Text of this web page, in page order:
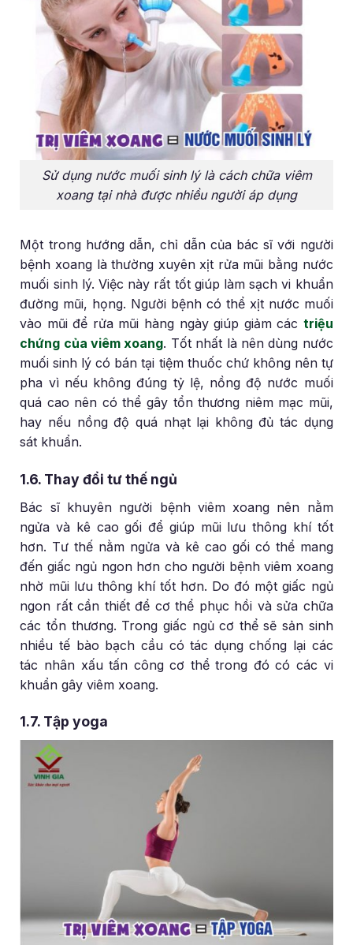
Sử dụng nước muối sinh lý là cách chữa viêm
xoang tại nhà được nhiều người áp dụng
Một trong hướng dẫn, chỉ dẫn của bác sĩ với người
bệnh xoang là thường xuyên xịt rửa mũi bằng nước
muối sinh lý. Việc này rất tốt giúp làm sạch vi khuẩn
đường mũi, họng. Người bệnh có thể xịt nước muối
vào mũi để rửa mũi hàng ngày giúp giảm các triệu
chứng của viêm xoang. Tốt nhất là nên dùng nước
muối sinh lý có bán tại tiệm thuốc chứ không nên tự
pha vì nếu không đúng tỷ lệ, nồng độ nước muối
quá cao nên có thể gây tổn thương niêm mạc mũi,
hay nếu nồng độ quá nhạt lại không đủ tác dụng
sát khuẩn.
1.6. Thay đổi tư thế ngủ
Bác sĩ khuyên người bệnh viêm xoang nên nằm
ngửa và kê cao gối để giúp mũi lưu thông khí tốt
hơn. Tư thế nằm ngửa và kê cao gối có thể mang
đến giấc ngủ ngon hơn cho người bệnh viêm xoang
nhờ mũi lưu thông khí tốt hơn. Do đó một giấc ngủ
ngon rất cần thiết để cơ thể phục hồi và sửa chữa
các tổn thương. Trong giấc ngủ cơ thể sẽ sản sinh
nhiều tế bào bạch cầu có tác dụng chống lại các
tác nhân xấu tấn công cơ thể trong đó có các vi
khuẩn gây viêm xoang.
1.7. Tập yoga